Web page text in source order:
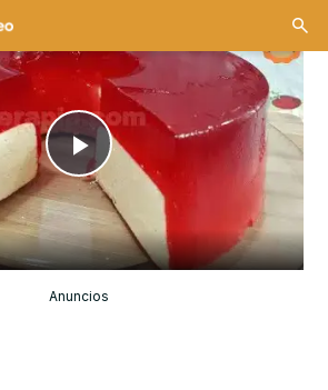
Play
Video
Anuncios